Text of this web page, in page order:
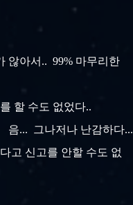
않아서.. 99% 마무리한
할 수도 없었다..
음... 그나저나 난감하다...
고 신고를 안할 수도 없